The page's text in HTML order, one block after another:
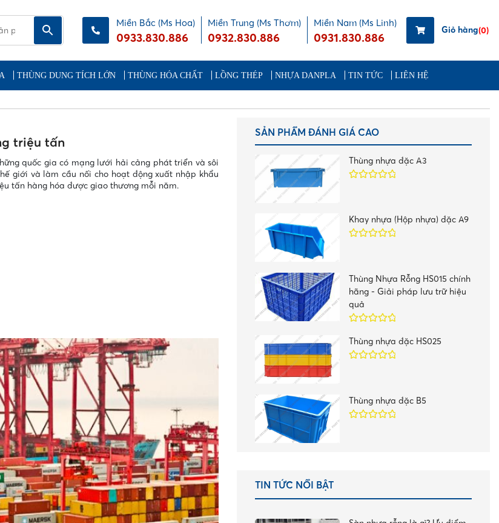
Miền Bắc (Ms Hoa)
0933.830.886
Miền Trung (Ms Thơm)
0932.830.886
Miền Nam (Ms Linh)
0931.830.886
Giỏ hàng(0)
THÙNG DUNG TÍCH LỚN THÙNG HÓA CHẤT LỒNG THÉP NHỰA DANPLA TIN TỨC LIÊN HỆ
triệu tấn
quốc gia có mạng lưới hải cảng phát triển và sôi
giới và làm cầu nối cho hoạt động xuất nhập khẩu
tấn hàng hóa được giao thương mỗi năm.
SẢN PHẨM ĐÁNH GIÁ CAO
Thùng nhựa đặc A3
Khay nhựa (Hộp nhựa) đặc A9
Thùng Nhựa Rỗng HS015 chính
hãng - Giải pháp lưu trữ hiệu
quả
hạng5.005
sao
Thùng nhựa đặc HS025
Thùng nhựa đặc B5
TIN TỨC NỔI BẬT